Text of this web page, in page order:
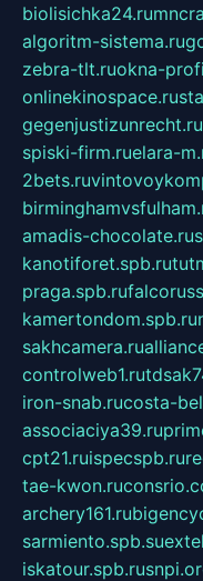
biolisichka24.ru
algoritm-sistema.ru
zebra-tlt.ruokna-
onlinekinospace.ru
gegenjustizunrecht.ru
spiski-firm.ruelara-
2bets.ru
amadis-chocolate.ru
kanotiforet.spb.ru
praga.spb.ru
kamertondom.spb.ru
sakhcamera.ru
controlweb1.ru
iron-snab.rucosta-
associaciya39.ru
cpt21.ruispecspb.ru
tae-kwon.ru
archery161.ru
sarmiento.spb.su
iskatour.spb.ru